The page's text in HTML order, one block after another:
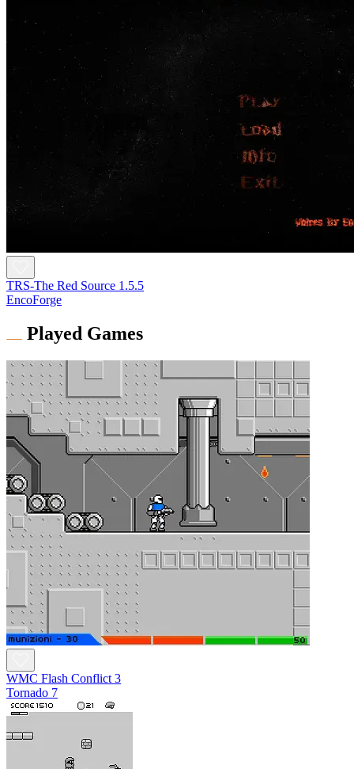
TRS-The Red Source 1.5.5
EncoForge
Played Games
WMC Flash Conflict 3
Tornado 7